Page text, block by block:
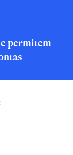
permitem